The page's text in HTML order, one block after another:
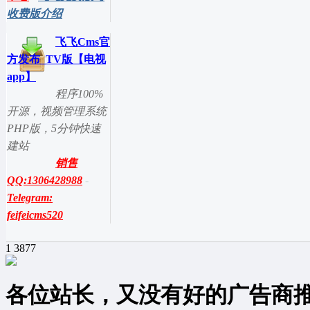
收费版介绍
飞飞Cms官
方发布_TV版【电视
app】
程序100%
开源，视频管理系统
PHP版，5分钟快速
建站
销售
QQ:1306428988 -
Telegram:
feifeicms520
1 3877
各位站长，又没有好的广告商